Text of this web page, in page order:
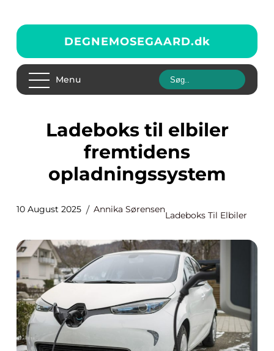
DEGNEMOSEGAARD.dk
Menu
Ladeboks til elbiler
fremtidens
opladningssystem
10 August 2025 Annika Sørensen
Ladeboks Til Elbiler